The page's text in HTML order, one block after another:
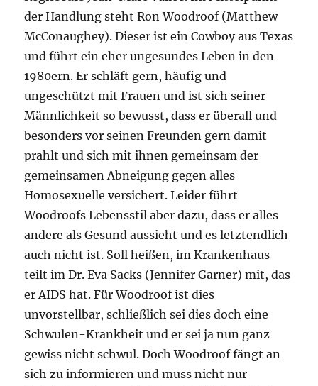
der Handlung steht Ron Woodroof (Matthew
McConaughey). Dieser ist ein Cowboy aus Texas
und führt ein eher ungesundes Leben in den
1980ern. Er schläft gern, häufig und
ungeschützt mit Frauen und ist sich seiner
Männlichkeit so bewusst, dass er überall und
besonders vor seinen Freunden gern damit
prahlt und sich mit ihnen gemeinsam der
gemeinsamen Abneigung gegen alles
Homosexuelle versichert. Leider führt
Woodroofs Lebensstil aber dazu, dass er alles
andere als Gesund aussieht und es letztendlich
auch nicht ist. Soll heißen, im Krankenhaus
teilt im Dr. Eva Sacks (Jennifer Garner) mit, das
er AIDS hat. Für Woodroof ist dies
unvorstellbar, schließlich sei dies doch eine
Schwulen-Krankheit und er sei ja nun ganz
gewiss nicht schwul. Doch Woodroof fängt an
sich zu informieren und muss nicht nur